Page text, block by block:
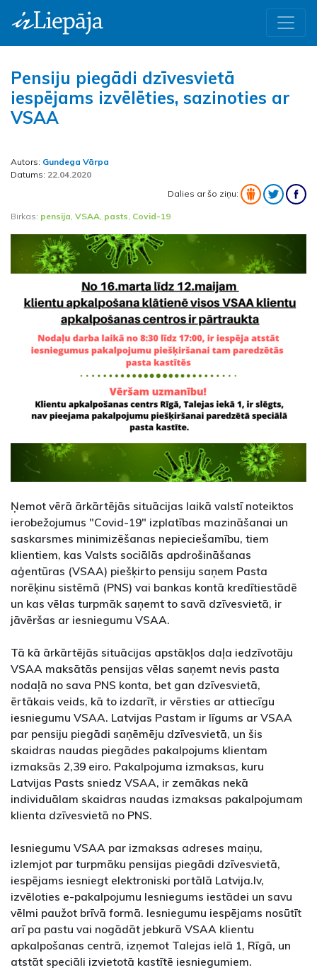
Pensiju piegādi dzīvesvietā
iespējams izvēlēties, sazinoties ar
VSAA
Autors: Gundega Vārpa
Datums: 22.04.2020
Dalies ar šo ziņu:
Birkas: pensija VSAA pasts Covid-19
Ņemot vērā ārkārtējās situācijas laikā valstī noteiktos
ierobežojumus "Covid-19" izplatības mazināšanai un
saskarsmes minimizēšanas nepieciešamību, tiem
klientiem, kas Valsts sociālās apdrošināšanas
aģentūras (VSAA) piešķirto pensiju saņem Pasta
norēķinu sistēmā (PNS) vai bankas kontā kredītiestādē
un kas vēlas turpmāk saņemt to savā dzīvesvietā, ir
jāvēršas ar iesniegumu VSAA.
Tā kā ārkārtējās situācijas apstākļos daļa iedzīvotāju
VSAA maksātās pensijas vēlas saņemt nevis pasta
nodaļā no sava PNS konta, bet gan dzīvesvietā,
ērtākais veids, kā to izdarīt, ir vērsties ar attiecīgu
iesniegumu VSAA. Latvijas Pastam ir līgums ar VSAA
par pensiju piegādi saņēmēju dzīvesvietā, un šis
skaidras naudas piegādes pakalpojums klientam
izmaksās 2,39 eiro. Pakalpojuma izmaksas, kuru
Latvijas Pasts sniedz VSAA, ir zemākas nekā
individuālam skaidras naudas izmaksas pakalpojumam
klienta dzīvesvietā no PNS.
Iesniegumu VSAA par izmaksas adreses maiņu,
izlemjot par turpmāku pensijas piegādi dzīvesvietā,
iespējams iesniegt elektroniski portālā Latvija.lv,
izvēloties e-pakalpojumu Iesniegums iestādei un savu
vēlmi paužot brīvā formā. Iesniegumu iespējams nosūtīt
arī pa pastu vai nogādāt jebkurā VSAA klientu
apkalpošanas centrā, izņemot Talejas ielā 1, Rīgā, un
atstāt speciāli izvietotā kastītē iesniegumiem.